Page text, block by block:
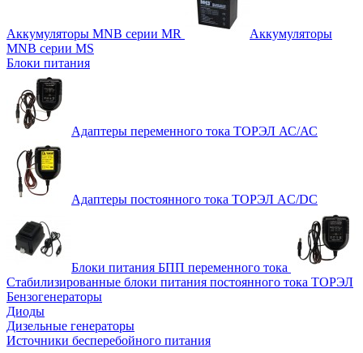
Аккумуляторы MNB серии MR
Аккумуляторы
MNB серии MS
Блоки питания
Адаптеры переменного тока ТОРЭЛ АС/АС
Адаптеры постоянного тока ТОРЭЛ AC/DC
Блоки питания БПП переменного тока
Стабилизированные блоки питания постоянного тока ТОРЭЛ
Бензогенераторы
Диоды
Дизельные генераторы
Источники бесперебойного питания